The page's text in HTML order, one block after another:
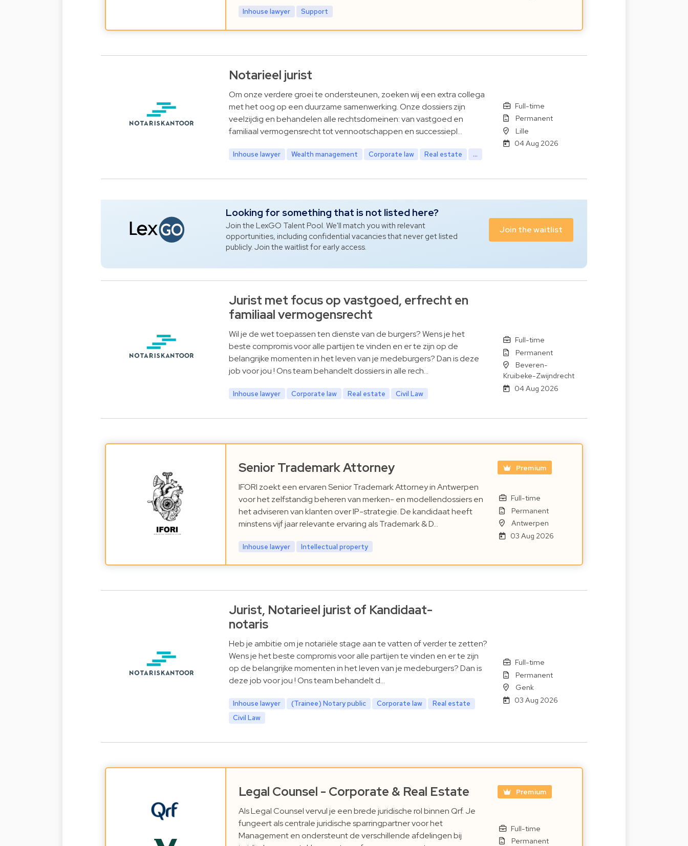
Inhouse lawyer Support
Notarieel jurist
Om onze verdere groei te ondersteunen, zoeken wij een extra collega
met het oog op een duurzame samenwerking. Onze dossiers zijn
veelzijdig en behandelen alle rechtsdomeinen: van vastgoed en
familiaal vermogensrecht tot vennootschappen en successiepl…
Inhouse lawyer Wealth management Corporate law Real estate ...
Full-time
Permanent
Lille
04 Aug 2026
Looking for something that is not listed here?
Join the LexGO Talent Pool. We'll match you with relevant
opportunities, including confidential vacancies that never get listed
publicly. Join the waitlist for early access.
Join the waitlist
Jurist met focus op vastgoed, erfrecht en
familiaal vermogensrecht
Wil je de wet toepassen ten dienste van de burgers? Wens je het
beste compromis voor alle partijen te vinden en er te zijn op de
belangrijke momenten in het leven van je medeburgers? Dan is deze
job voor jou ! Ons team behandelt dossiers in alle rech…
Inhouse lawyer Corporate law Real estate Civil Law
Full-time
Permanent
Beveren-
Kruibeke-Zwijndrecht
04 Aug 2026
Senior Trademark Attorney Premium
IFORI zoekt een ervaren Senior Trademark Attorney in Antwerpen
voor het zelfstandig beheren van merken- en modellendossiers en
het adviseren van klanten over IP-strategie. De kandidaat heeft
minstens vijf jaar relevante ervaring als Trademark & D…
Inhouse lawyer Intellectual property
Full-time
Permanent
Antwerpen
03 Aug 2026
Jurist, Notarieel jurist of Kandidaat-
notaris
Heb je ambitie om je notariële stage aan te vatten of verder te zetten?
Wens je het beste compromis voor alle partijen te vinden en er te zijn
op de belangrijke momenten in het leven van je medeburgers? Dan is
deze job voor jou ! Ons team behandelt d…
Inhouse lawyer (Trainee) Notary public Corporate law
Real estate
Civil Law
Full-time
Permanent
Genk
03 Aug 2026
Legal Counsel - Corporate & Real Estate Premium
Als Legal Counsel vervul je een brede juridische rol binnen Qrf. Je
fungeert als centrale juridische sparringpartner voor het
Management en ondersteunt de verschillende afdelingen bij
Full-time
Permanent